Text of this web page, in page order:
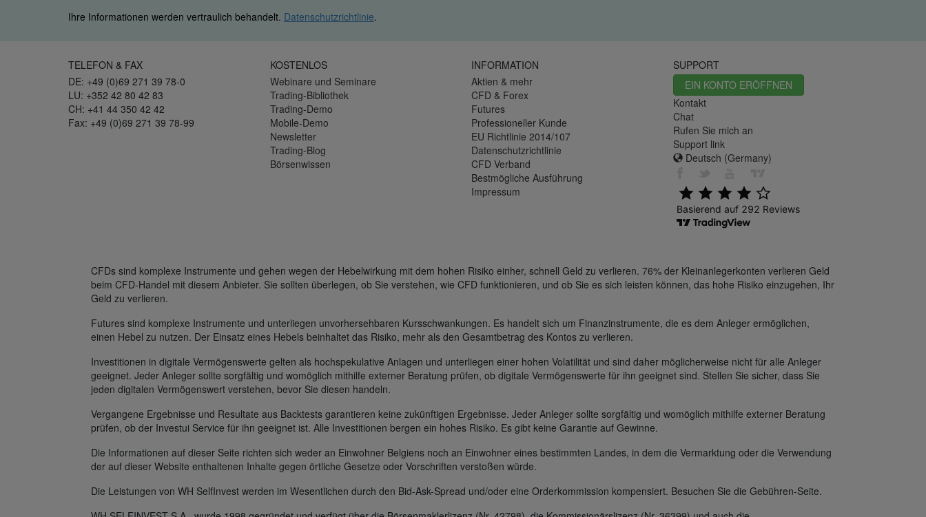
Ihre Informationen werden vertraulich behandelt. Datenschutzrichtlinie.
TELEFON & FAX
DE: +49 (0)69 271 39 78-0
LU: +352 42 80 42 83
CH: +41 44 350 42 42
Fax: +49 (0)69 271 39 78-99
KOSTENLOS
Webinare und Seminare
Trading-Bibliothek
Trading-Demo
Mobile-Demo
Newsletter
Trading-Blog
Börsenwissen
INFORMATION
Aktien & mehr
CFD & Forex
Futures
Professioneller Kunde
EU Richtlinie 2014/107
Datenschutzrichtlinie
CFD Verband
Bestmögliche Ausführung
Impressum
SUPPORT
EIN KONTO ERÖFFNEN
Kontakt
Chat
Rufen Sie mich an
Support link
Deutsch (Germany)
CFDs sind komplexe Instrumente und gehen wegen der Hebelwirkung mit dem hohen Risiko einher, schnell Geld zu verlieren. 76% der Kleinanlegerkonten verlieren Geld
beim CFD-Handel mit diesem Anbieter. Sie sollten überlegen, ob Sie verstehen, wie CFD funktionieren, und ob Sie es sich leisten können, das hohe Risiko einzugehen, Ihr
Geld zu verlieren.
Futures sind komplexe Instrumente und unterliegen unvorhersehbaren Kursschwankungen. Es handelt sich um Finanzinstrumente, die es dem Anleger ermöglichen,
einen Hebel zu nutzen. Der Einsatz eines Hebels beinhaltet das Risiko, mehr als den Gesamtbetrag des Kontos zu verlieren.
Investitionen in digitale Vermögenswerte gelten als hochspekulative Anlagen und unterliegen einer hohen Volatilität und sind daher möglicherweise nicht für alle Anleger
geeignet. Jeder Anleger sollte sorgfältig und womöglich mithilfe externer Beratung prüfen, ob digitale Vermögenswerte für ihn geeignet sind. Stellen Sie sicher, dass Sie
jeden digitalen Vermögenswert verstehen, bevor Sie diesen handeln.
Vergangene Ergebnisse und Resultate aus Backtests garantieren keine zukünftigen Ergebnisse. Jeder Anleger sollte sorgfältig und womöglich mithilfe externer Beratung
prüfen, ob der Investui Service für ihn geeignet ist. Alle Investitionen bergen ein hohes Risiko. Es gibt keine Garantie auf Gewinne.
Die Informationen auf dieser Seite richten sich weder an Einwohner Belgiens noch an Einwohner eines bestimmten Landes, in dem die Vermarktung oder die Verwendung
der auf dieser Website enthaltenen Inhalte gegen örtliche Gesetze oder Vorschriften verstoßen würde.
Die Leistungen von WH SelfInvest werden im Wesentlichen durch den Bid-Ask-Spread und/oder eine Orderkommission kompensiert. Besuchen Sie die Gebühren-Seite.